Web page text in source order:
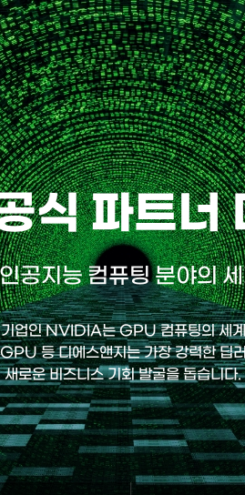
파트너
공지능 컴퓨팅 분야의
업인 NVIDIA는 GPU 컴퓨팅의 세
등 디에스앤지는 가장 강력한 딥
새로운 비즈니스 기회 발굴을 돕습니다.